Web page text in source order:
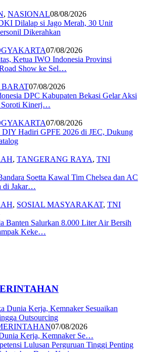
, NASIONAL08/08/2026
Dilalap si Jago Merah, 30 Unit
Dikerahkan
07/08/2026
Ketua IWO Indonesia Provinsi
Show ke Sel…
BARAT07/08/2026
DPC Kabupaten Bekasi Gelar Aksi
Soroti Kinerj…
07/08/2026
Hadiri GPFE 2026 di JEC, Dukung
, TANGERANG RAYA, TNI
Soetta Kawal Tim Chelsea dan AC
di Jakar…
, SOSIAL MASYARAKAT, TNI
Banten Salurkan 8.000 Liter Air Bersih
Keke…
07/08/2026
Kerja, Kemnaker Se…